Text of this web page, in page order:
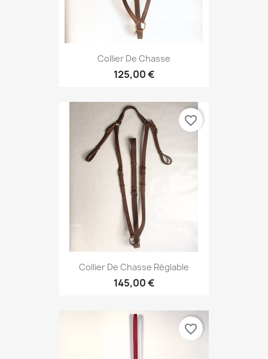
Collier De Chasse
125,00 €
Collier De Chasse Réglable
145,00 €
favorite_border
favorite_border